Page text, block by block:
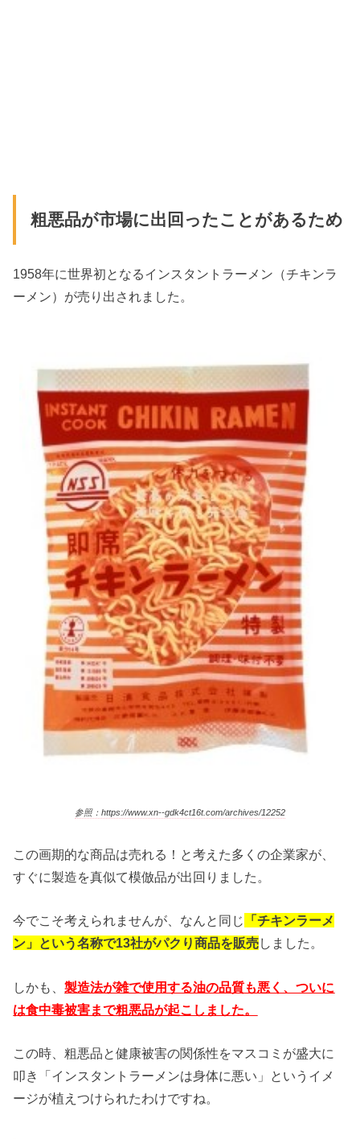
粗悪品が市場に出回ったことがあるため
1958年に世界初となるインスタントラーメン（チキンラ
ーメン）が売り出されました。
参照：https://www.xn--gdk4ct16t.com/archives/12252
この画期的な商品は売れる！と考えた多くの企業家が、
すぐに製造を真似て模倣品が出回りました。
今でこそ考えられませんが、なんと同じ
「チキンラーメ
ン」という名称で13社がパクり商品を販売しました。
しかも、製造法が雑で使用する油の品質も悪く、ついに
は食中毒被害まで粗悪品が起こしました。
この時、粗悪品と健康被害の関係性をマスコミが盛大に
叩き「インスタントラーメンは身体に悪い」というイメ
ージが植えつけられたわけですね。